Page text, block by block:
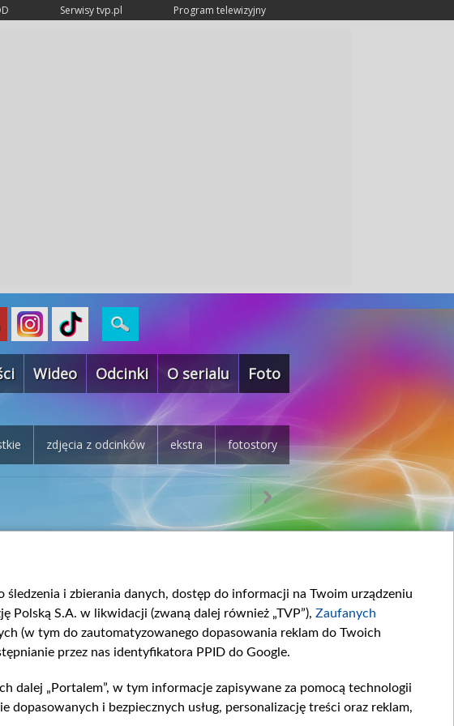
Serwisy tvp.pl Program telewizyjny
Wideo Odcinki O serialu Foto
fotostory
ekstra
zdjęcia z odcinków
i zbierania danych, dostęp do informacji na Twoim urządzeniu
S.A. w likwidacji (zwaną dalej również „TVP”), Zaufanych
(w tym do zautomatyzowanego dopasowania reklam do Twoich
przez nas identyfikatora PPID do Google.
dalej „Portalem”, w tym informacje zapisywane za pomocą technologii
i bezpiecznych usług, personalizację treści oraz reklam,